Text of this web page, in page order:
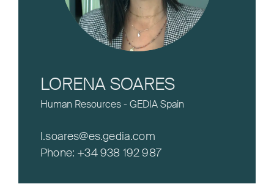
LORENA SOARES
Human Resources - GEDIA Spain
l.soares@es.gedia.com
Phone: +34 938 192 987